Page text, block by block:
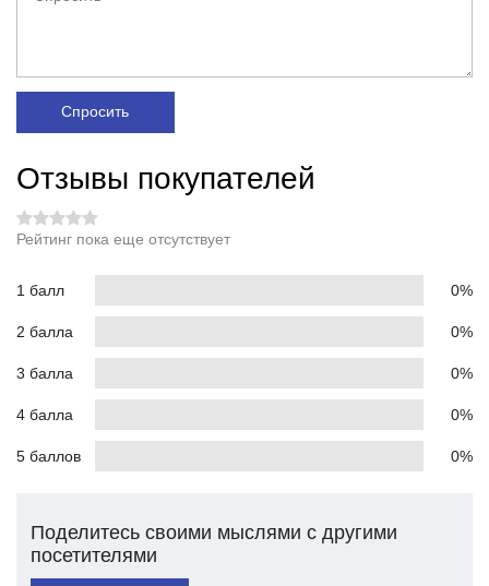
Спросить
Отзывы покупателей
Рейтинг пока еще отсутствует
1 балл 0%
2 балла 0%
3 балла 0%
4 балла 0%
5 баллов 0%
Поделитесь своими мыслями с другими
посетителями